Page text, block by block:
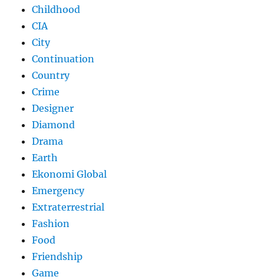
Childhood
CIA
City
Continuation
Country
Crime
Designer
Diamond
Drama
Earth
Ekonomi Global
Emergency
Extraterrestrial
Fashion
Food
Friendship
Game